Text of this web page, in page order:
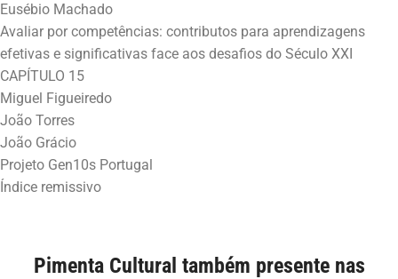
Eusébio Machado
Avaliar por competências: contributos para aprendizagens
efetivas e significativas face aos desafios do Século XXI
CAPÍTULO 15
Miguel Figueiredo
João Torres
João Grácio
Projeto Gen10s Portugal
Pimenta Cultural também presente nas